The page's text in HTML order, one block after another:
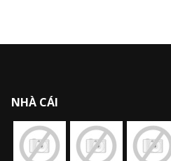
NHÀ CÁI